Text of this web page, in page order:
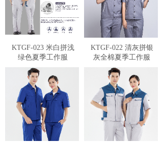
KTGF-023 米白拼浅
绿色夏季工作服
KTGF-022 清灰拼银
灰全棉夏季工作服